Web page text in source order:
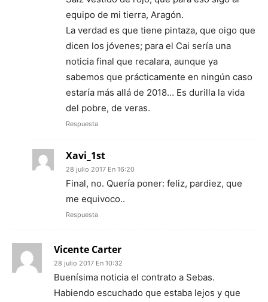
equipo de mi tierra, Aragón.
La verdad es que tiene pintaza, que oigo que
dicen los jóvenes; para el Cai sería una
noticia final que recalara, aunque ya
sabemos que prácticamente en ningún caso
estaría más allá de 2018… Es durilla la vida
del pobre, de veras.
Respuesta
Xavi_1st
28 julio 2017 En 16:20
Final, no. Quería poner: feliz, pardiez, que
me equivoco..
Respuesta
Vicente Carter
28 julio 2017 En 10:32
Buenísima noticia el contrato a Sebas.
Habiendo escuchado que estaba lejos y que